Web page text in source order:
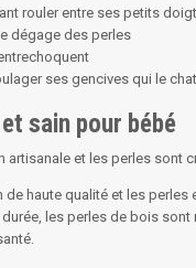
rouler entre ses petits
dégage des perles
ses gencives qui le
sain pour bébé
et les perles sont
haute qualité et les
les perles de bois